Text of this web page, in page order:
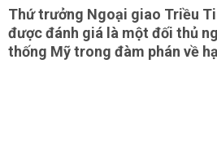
Thứ trưởng Ngoại giao Triều
được đánh giá là một đối thủ
thống Mỹ trong đàm phán về